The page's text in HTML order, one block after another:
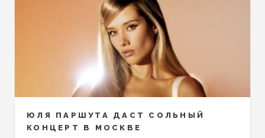
ЮЛЯ ПАРШУТА ДАСТ СОЛЬНЫЙ
КОНЦЕРТ В МОСКВЕ